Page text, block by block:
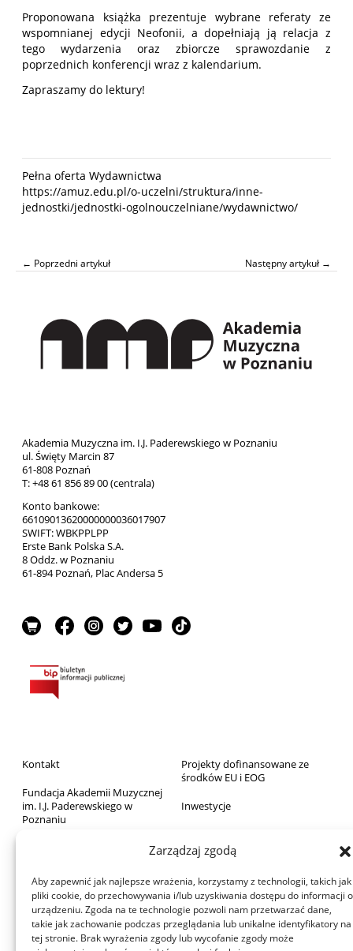
Zarządzaj zgodą
Aby zapewnić jak najlepsze wrażenia, korzystamy z technologii, takich jak
pliki cookie, do przechowywania i/lub uzyskiwania dostępu do informacji o
urządzeniu. Zgoda na te technologie pozwoli nam przetwarzać dane,
takie jak zachowanie podczas przeglądania lub unikalne identyfikatory na
tej stronie. Brak wyrażenia zgody lub wycofanie zgody może
Proponowana książka prezentuje wybrane referaty ze
wspomnianej edycji Neofonii, a dopełniają ją relacja z
tego wydarzenia oraz zbiorcze sprawozdanie z
poprzednich konferencji wraz z kalendarium.
Zapraszamy do lektury!
Pełna oferta Wydawnictwa
https://amuz.edu.pl/o-uczelni/struktura/inne-
jednostki/jednostki-ogolnouczelniane/wydawnictwo/
← Poprzedni artykuł Następny artykuł →
Akademia Muzyczna im. I.J. Paderewskiego w Poznaniu
ul. Święty Marcin 87
61-808 Poznań
T: +48 61 856 89 00 (centrala)
Konto bankowe:
66109013620000000036017907
SWIFT: WBKPPLPP
Erste Bank Polska S.A.
8 Oddz. w Poznaniu
61-894 Poznań, Plac Andersa 5
Kontakt
Fundacja Akademii Muzycznej
im. I.J. Paderewskiego w
Poznaniu
Wydawnictwo
Archiwum Akademii
Dom Studenta
Projekty dofinansowane ze
środków EU i EOG
Inwestycje
Zamówienia publiczne
RODO
Deklaracja dostępności
Aula Nova